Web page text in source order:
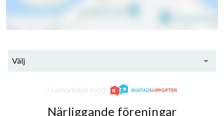
12
Välj
I samarbete med
Närliggande föreningar